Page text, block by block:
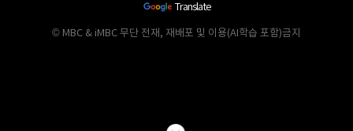
Translate
© MBC & iMBC 무단 전재, 재배포 및 이용(AI학습 포함)금지